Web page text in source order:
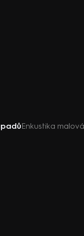
Enkustika